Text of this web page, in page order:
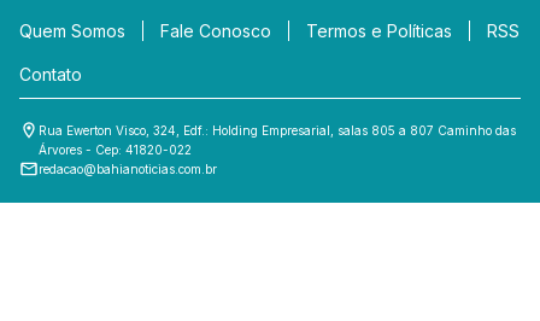
Quem Somos Fale Conosco Termos e Políticas RSS
Contato
Rua Ewerton Visco, 324, Edf.: Holding Empresarial, salas 805 a 807 Caminho das
Árvores - Cep: 41820-022
redacao@bahianoticias.com.br